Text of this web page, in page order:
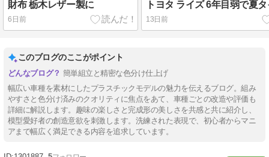
財布 栃木レザー製に
6日前
トヨタ ライズ 6年目弱で夏
13日前
このブログのここがポイント
簡単組立と精密な色分け仕上げ
幅広い車種を素材にしたプラスチックモデルの魅力を伝えるブログ。組み
やすさと色分け済みのクオリティに焦点をあて、車種ごとの改造や評価も
詳細に解説します。趣味の楽しさと完成形の美しさを共感と共に紹介し、
模型愛好者の創造意欲を刺激します。洗練された表現で、初心者からマニ
アまで幅広く満足できる内容を追求しています。